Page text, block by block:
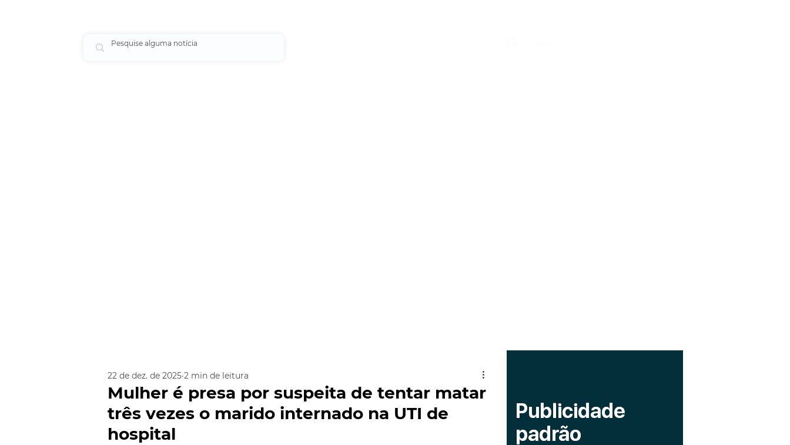
Mulher é presa por suspeita de tentar matar
três vezes o marido internado na UTI de
hospital
22 de dez. de 2025 2 min de leitura